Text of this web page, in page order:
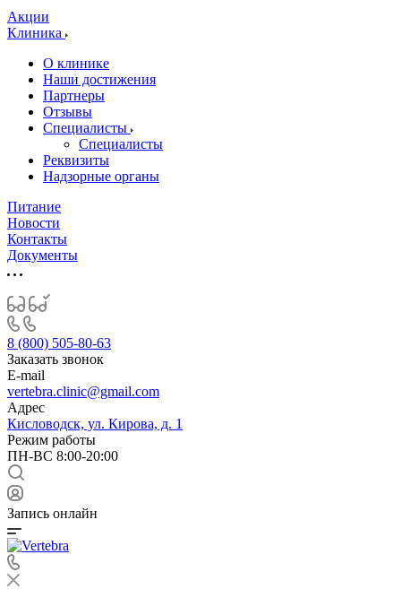
Акции
Клиника
О клинике
Наши достижения
Партнеры
Отзывы
Специалисты
Специалисты
Реквизиты
Надзорные органы
Питание
Новости
Контакты
Документы
8 (800) 505-80-63
Заказать звонок
E-mail
vertebra.clinic@gmail.com
Адрес
Кисловодск, ул. Кирова, д. 1
Режим работы
ПН-ВС 8:00-20:00
Запись онлайн